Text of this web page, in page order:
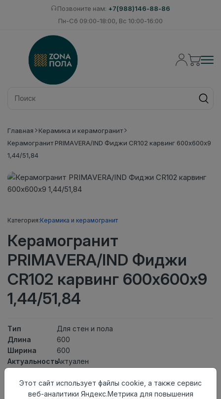
Позвоните нам: +7(988)146-88-86
Пн-Сб 09:00-18:00, Вс 10:00-16:00
Главная
Керамика и керамогранит
Керамогранит PRIMAVERA/IND Фиджи CR102 карвинг 600х600х9
1,44/51,84
Категория:Керамика и керамогранит
Керамогранит
PRIMAVERA/IND Фиджи
CR102 карвинг 600х600х9
1,44/51,84
Тип
Для стен и пола
Длина
600
Ширина
600
АктуальностьАктуален
группа
Толщина
9
Этот сайт использует файлы cookie, а также сервис
веб-аналитики Яндекс.Метрика для повышения